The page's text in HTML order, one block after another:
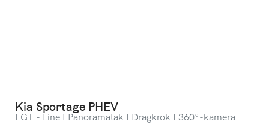
Kia Sportage PHEV
I GT - Line I Panoramatak I Dragkrok I 360°-kamera